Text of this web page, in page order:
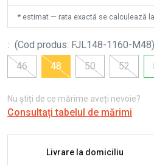
* estimat — rata exactă se calculează
: (Cod produs: FJL148-1160-M48)
46
48 50 52
Nu știți de ce mărime aveți nevoie?
Consultați tabelul de mărimi
Livrare la domiciliu